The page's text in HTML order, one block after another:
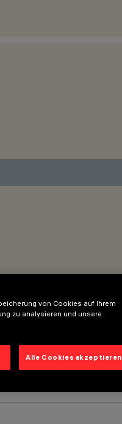
von Cookies auf Ihrem
zu analysieren und unsere
Alle Cookies akzeptieren